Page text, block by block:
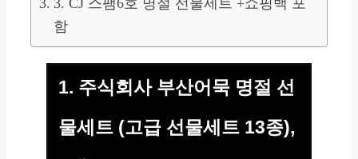
함
1. 주식회사 부산어묵 명절 선
물세트 (고급 선물세트 13종),